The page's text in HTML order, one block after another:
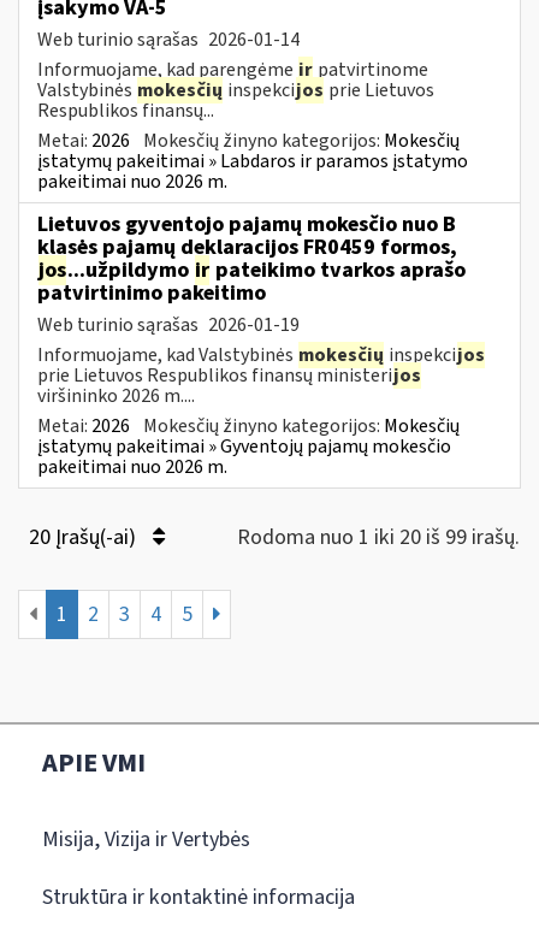
įsakymo VA-5
Web turinio sąrašas 2026-01-14
Informuojame, kad parengėme ir patvirtinome
Valstybinės mokesčių inspekcijos prie Lietuvos
Respublikos finansų...
Metai: 2026 Mokesčių žinyno kategorijos: Mokesčių
įstatymų pakeitimai » Labdaros ir paramos įstatymo
pakeitimai nuo 2026 m.
Lietuvos gyventojo pajamų mokesčio nuo B
klasės pajamų deklaracijos FR0459 formos,
jos...užpildymo ir pateikimo tvarkos aprašo
patvirtinimo pakeitimo
Web turinio sąrašas 2026-01-19
Informuojame, kad Valstybinės mokesčių inspekcijos
prie Lietuvos Respublikos finansų ministerijos
viršininko 2026 m....
Metai: 2026 Mokesčių žinyno kategorijos: Mokesčių
įstatymų pakeitimai » Gyventojų pajamų mokesčio
pakeitimai nuo 2026 m.
20 Įrašų(-ai) Rodoma nuo 1 iki 20 iš 99 irašų.
1 2 3 4 5
APIE VMI
Misija, Vizija ir Vertybės
Struktūra ir kontaktinė informacija